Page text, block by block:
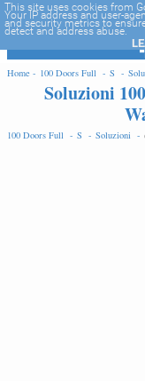
-->
Home - 100 Doors Full - S -
Soluzioni
100 Doors Full - S - Soluzioni -
This site uses cookies from
Your IP address and user-
and security metrics to
detect and address abuse.